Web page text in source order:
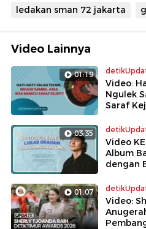
ledakan sman 72 jakarta
Video Lainnya
01:19
Video:
Ngulek
Saraf
03:35
Video
Album
dengan
01:07
Video: